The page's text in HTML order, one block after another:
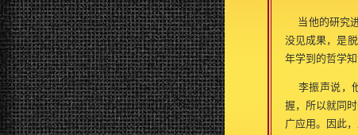
当他的研究进
没见成果，是
年学到的哲学
李振声说，
握，所以就同
广应用。因此